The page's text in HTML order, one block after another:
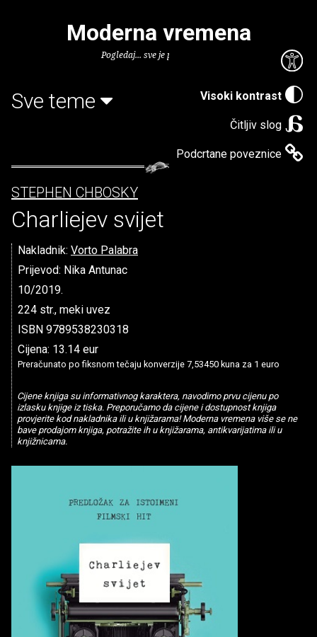
Visoki kontrast
Čitljiv slog
Podcrtane poveznice
Moderna vremena
Pogledaj... sve je puno knjiga.
Sve teme
STEPHEN CHBOSKY
Charliejev svijet
Nakladnik: Vorto Palabra
Prijevod: Nika Antunac
10/2019.
224 str., meki uvez
ISBN 9789538230318
Cijena: 13.14 eur
Preračunato po fiksnom tečaju konverzije 7,53450 kuna za 1 euro
Cijene knjiga su informativnog karaktera, navodimo prvu cijenu po
izlasku knjige iz tiska. Preporučamo da cijene i dostupnost knjiga
provjerite kod nakladnika ili u knjižarama! Moderna vremena više se ne
bave prodajom knjiga, potražite ih u knjižarama, antikvarijatima ili u
knjižnicama.